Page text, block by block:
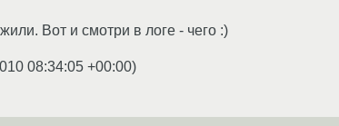
Вот и смотри в логе - чего :)
08:34:05 +00:00)